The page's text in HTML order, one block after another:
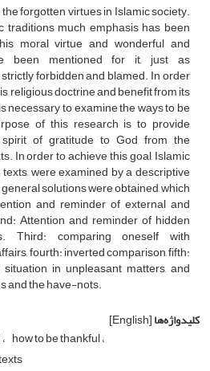
forgotten virtues in Islamic society.
traditions much emphasis has been
moral virtue and wonderful and
been mentioned for it, just as
forbidden and blamed. In order
religious doctrine and benefit from its
necessary to examine the ways to be
of this research is to provide
of gratitude to God from the
In order to achieve this goal, Islamic
were examined by a descriptive
solutions were obtained, which
and reminder of external and
Attention and reminder of hidden
Third: comparing oneself with
fourth: inverted comparison, fifth:
in unpleasant matters, and
and the have-nots.
کلیدواژه‌ها[English]
how to be thankful